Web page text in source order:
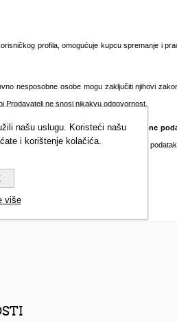
profila, omogućuje kupcu spremanje i
nesposobne osobe mogu zaključiti njihovi
ne snosi nikakvu odgovornost.
dati točne, potpune i važeće osobne
Ukoliko dođe do bilo kakve promjene
našu uslugu. Koristeći našu
i korištenje kolačića.
više